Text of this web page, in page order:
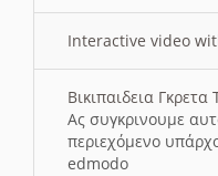
Interactive video
Βικιπαιδεια
Ας συγκρινουμε
περιεχόμενο
edmodo